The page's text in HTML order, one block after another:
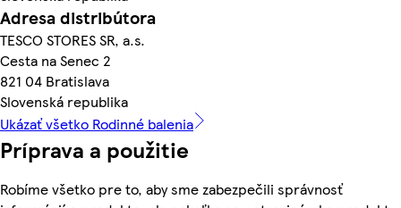
Adresa distribútora
TESCO STORES SR, a.s.
Cesta na Senec 2
821 04 Bratislava
Slovenská republika
Ukázať všetko Rodinné balenia
Príprava a použitie
Robíme všetko pre to, aby sme zabezpečili správnosť